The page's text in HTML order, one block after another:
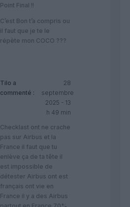
Point Final !!
C’est Bon t’a compris ou
il faut que je te le
répète mon COCO ???
Tilo a
commenté :
28
septembre
2025 - 13
h 49 min
Checklast ont ne crache
pas sur Airbus et la
France il faut que tu
enlève ça de ta tête il
est impossible de
détester Airbus ont est
français ont vie en
France il y a des Airbus